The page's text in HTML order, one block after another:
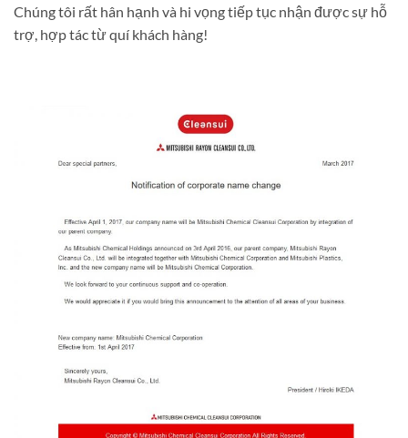
Chúng tôi rất hân hạnh và hi vọng tiếp tục nhận được sự hỗ
trợ, hợp tác từ quí khách hàng!